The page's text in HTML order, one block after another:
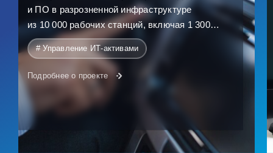
и ПО в разрозненной инфраструктуре
из 10 000 рабочих станций, включая 1 300
специализированных устройств.
# Управление ИТ-активами
Подробнее о проекте